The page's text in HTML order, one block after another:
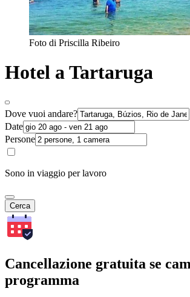
Foto di Priscilla Ribeiro
Hotel a Tartaruga
Dove vuoi andare?
Date
Persone
Sono in viaggio per lavoro
Cerca
Cancellazione gratuita se
programma